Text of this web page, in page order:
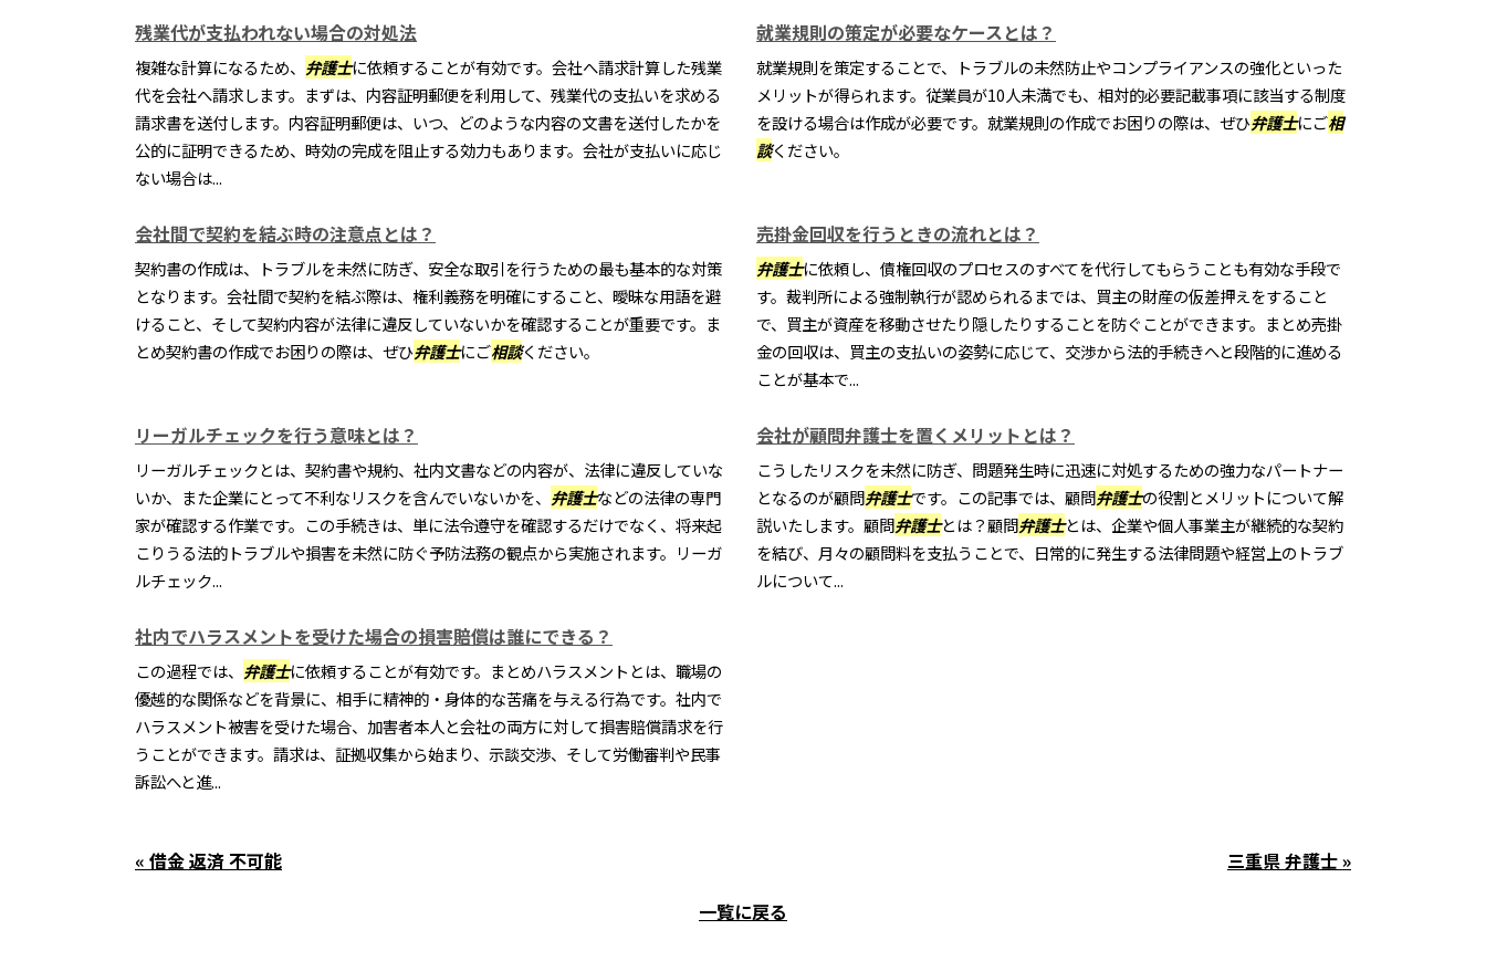
残業代が支払われない場合の対処法
複雑な計算になるため、 弁護士に依頼することが有効です。会社へ請求計算した残業
代を会社へ請求します。まずは、内容証明郵便を利用して、残業代の支払いを求める
請求書を送付します。内容証明郵便は、いつ、どのような内容の文書を送付したかを
公的に証明できるため、時効の完成を阻止する効力もあります。会社が支払いに応じ
ない場合は...
就業規則の策定が必要なケースとは？
就業規則を策定することで、トラブルの未然防止やコンプライアンスの強化といった
メリットが得られます。従業員が10人未満でも、相対的必要記載事項に該当する制度
を設ける場合は作成が必要です。就業規則の作成でお困りの際は、ぜひ弁護士にご相
談ください。
会社間で契約を結ぶ時の注意点とは？
契約書の作成は、トラブルを未然に防ぎ、安全な取引を行うための最も基本的な対策
となります。会社間で契約を結ぶ際は、権利義務を明確にすること、曖昧な用語を避
けること、そして契約内容が法律に違反していないかを確認することが重要です。ま
とめ契約書の作成でお困りの際は、ぜひ弁護士にご相談ください。
売掛金回収を行うときの流れとは？
弁護士に依頼し、債権回収のプロセスのすべてを代行してもらうことも有効な手段で
す。裁判所による強制執行が認められるまでは、買主の財産の仮差押えをすること
で、買主が資産を移動させたり隠したりすることを防ぐことができます。まとめ売掛
金の回収は、買主の支払いの姿勢に応じて、交渉から法的手続きへと段階的に進める
ことが基本で...
リーガルチェックを行う意味とは？
リーガルチェックとは、契約書や規約、社内文書などの内容が、法律に違反していな
いか、また企業にとって不利なリスクを含んでいないかを、 弁護士などの法律の専門
家が確認する作業です。この手続きは、単に法令遵守を確認するだけでなく、将来起
こりうる法的トラブルや損害を未然に防ぐ予防法務の観点から実施されます。リーガ
ルチェック...
会社が顧問弁護士を置くメリットとは？
こうしたリスクを未然に防ぎ、問題発生時に迅速に対処するための強力なパートナー
となるのが顧問弁護士です。この記事では、顧問弁護士の役割とメリットについて解
説いたします。顧問弁護士とは？顧問弁護士とは、企業や個人事業主が継続的な契約
を結び、月々の顧問料を支払うことで、日常的に発生する法律問題や経営上のトラブ
ルについて...
社内でハラスメントを受けた場合の損害賠償は誰にできる？
この過程では、 弁護士に依頼することが有効です。まとめハラスメントとは、職場の
優越的な関係などを背景に、相手に精神的・身体的な苦痛を与える行為です。社内で
ハラスメント被害を受けた場合、加害者本人と会社の両方に対して損害賠償請求を行
うことができます。請求は、証拠収集から始まり、示談交渉、そして労働審判や民事
訴訟へと進...
« 借金 返済 不可能
三重県 弁護士 »
一覧に戻る